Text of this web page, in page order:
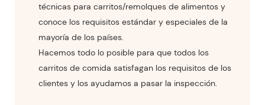
técnicas para carritos/remolques de alimentos y
conoce los requisitos estándar y especiales de la
mayoría de los países.
Hacemos todo lo posible para que todos los
carritos de comida satisfagan los requisitos de los
clientes y los ayudamos a pasar la inspección.